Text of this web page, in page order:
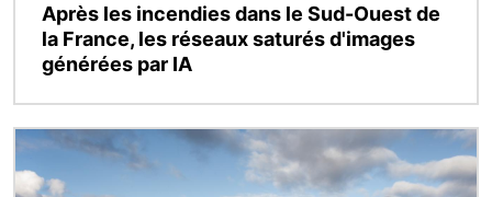
Après les incendies dans le Sud-Ouest de
la France, les réseaux saturés d'images
générées par IA
Image